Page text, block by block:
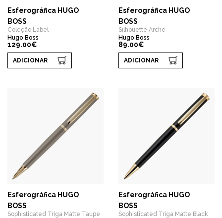
Esferográfica HUGO
BOSS
Coleção Label
Hugo Boss
129.00€
ADICIONAR
Esferográfica HUGO
BOSS
Silhouette Arche
Hugo Boss
89.00€
ADICIONAR
Esferográfica HUGO
BOSS
Sophisticated Triga Matte Taupe
Esferográfica HUGO
BOSS
Sophisticated Triga Matte Black